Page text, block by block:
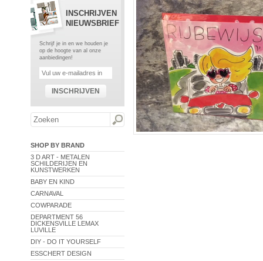
INSCHRIJVEN
NIEUWSBRIEF
Schrijf je in en we houden je
op de hoogte van al onze
aanbiedingen!
INSCHRIJVEN
SHOP BY BRAND
3 D ART - METALEN
SCHILDERIJEN EN
KUNSTWERKEN
BABY EN KIND
CARNAVAL
COWPARADE
DEPARTMENT 56
DICKENSVILLE LEMAX
LUVILLE
DIY - DO IT YOURSELF
ESSCHERT DESIGN